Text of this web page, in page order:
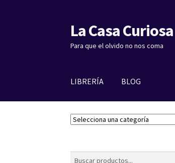
Ir
a
la
Ir
al
contenido
La Casa Curiosa
Para que el olvido no nos coma
LIBRERÍA BLOG
S
eBuscar